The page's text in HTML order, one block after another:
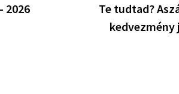
2026
Te tudtad?
kedvezmény